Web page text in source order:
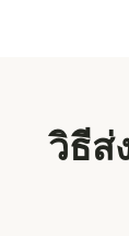
วิธีส่